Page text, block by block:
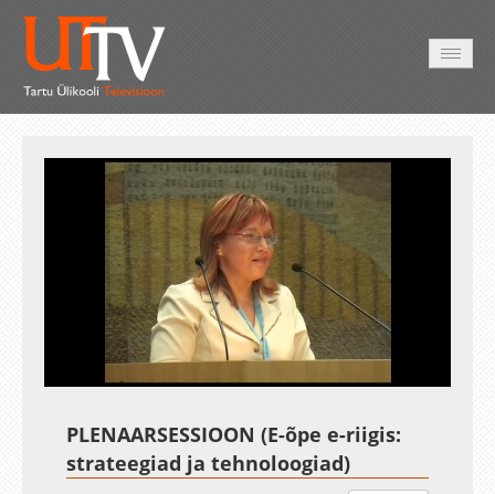
53.69%
PLENAARSESSIOON (E-õpe e-riigis:
strateegiad ja tehnoloogiad)